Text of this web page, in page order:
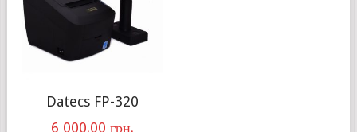
Datecs FP-320
6 000.00 грн.